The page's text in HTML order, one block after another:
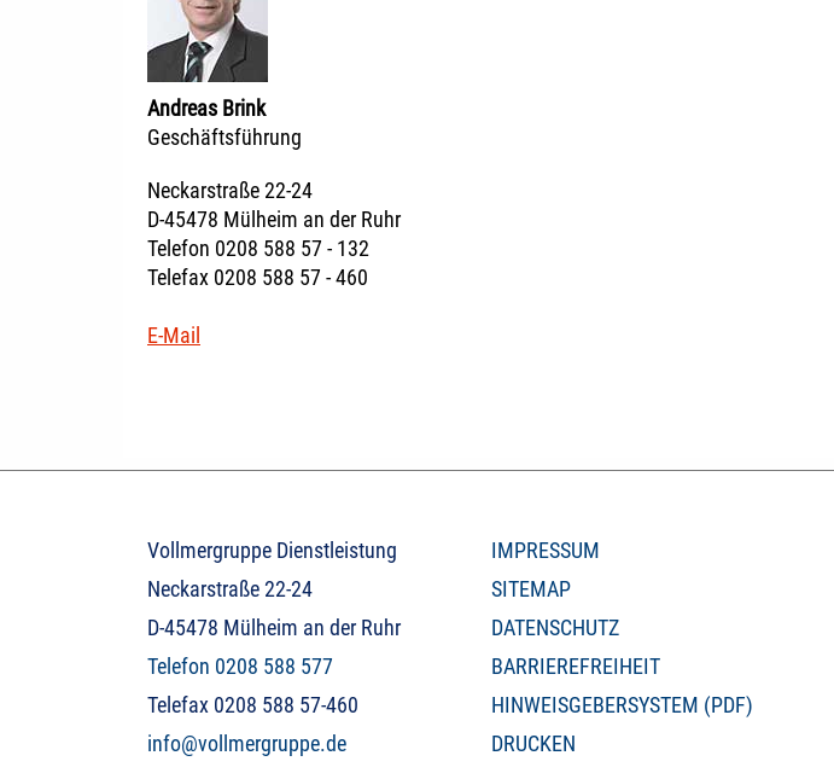
Andreas Brink
Geschäftsführung
Neckarstraße 22-24
D-45478 Mülheim an der Ruhr
Telefon 0208 588 57 - 132
Telefax 0208 588 57 - 460
E-Mail
Vollmergruppe Dienstleistung
Neckarstraße 22-24
D-45478 Mülheim an der Ruhr
Telefon 0208 588 577
Telefax 0208 588 57-460
info@vollmergruppe.de
IMPRESSUM
SITEMAP
DATENSCHUTZ
BARRIEREFREIHEIT
HINWEISGEBERSYSTEM (PDF)
DRUCKEN